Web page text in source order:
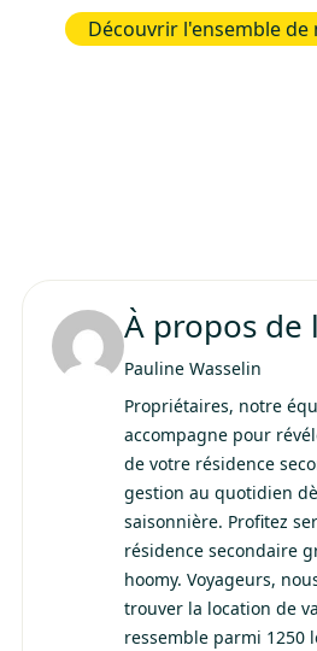
Découvrir l'ensemble de
À propos de
Pauline Wasselin
Propriétaires, notre
accompagne pour
de votre résidence
gestion au quotidien
saisonnière. Profitez
résidence secondaire
hoomy. Voyageurs,
trouver la location de
ressemble parmi 1250